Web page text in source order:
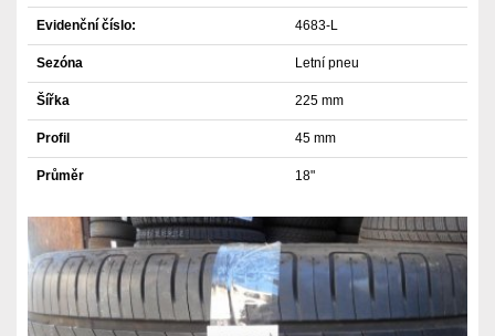
Evidenční číslo: 4683-L
Sezóna Letní pneu
Šířka 225 mm
Profil 45 mm
Průměr 18"